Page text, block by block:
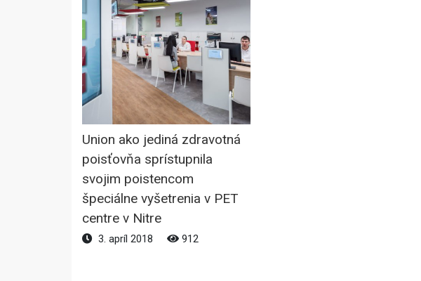
Union ako jediná zdravotná
poisťovňa sprístupnila
svojim poistencom
špeciálne vyšetrenia v PET
centre v Nitre
3. apríl 2018 912